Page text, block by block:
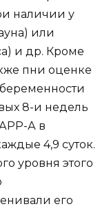
наличии у
или
и др. Кроме
пни оценке
8-и недель
А в
4,9 суток.
уровня этого
его